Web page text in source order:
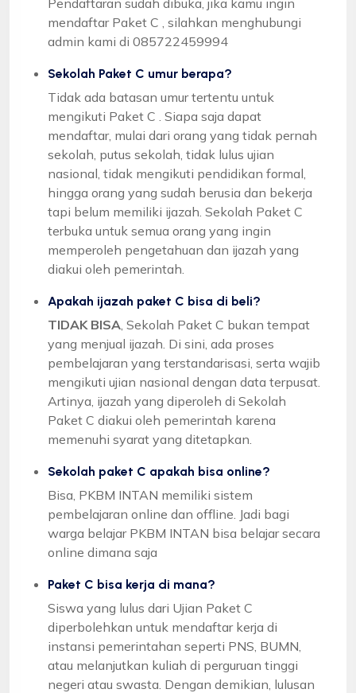
mendaftar Paket C , silahkan menghubungi
admin kami di 085722459994
Sekolah Paket C umur berapa?
Tidak ada batasan umur tertentu untuk
mengikuti Paket C . Siapa saja dapat
mendaftar, mulai dari orang yang tidak pernah
sekolah, putus sekolah, tidak lulus ujian
nasional, tidak mengikuti pendidikan formal,
hingga orang yang sudah berusia dan bekerja
tapi belum memiliki ijazah. Sekolah Paket C
terbuka untuk semua orang yang ingin
memperoleh pengetahuan dan ijazah yang
diakui oleh pemerintah.
Apakah ijazah paket C bisa di beli?
TIDAK BISA , Sekolah Paket C bukan tempat
yang menjual ijazah. Di sini, ada proses
pembelajaran yang terstandarisasi, serta wajib
mengikuti ujian nasional dengan data terpusat.
Artinya, ijazah yang diperoleh di Sekolah
Paket C diakui oleh pemerintah karena
memenuhi syarat yang ditetapkan.
Sekolah paket C apakah bisa online?
Bisa, PKBM INTAN memiliki sistem
pembelajaran online dan offline. Jadi bagi
warga belajar PKBM INTAN bisa belajar secara
online dimana saja
Paket C bisa kerja di mana?
Siswa yang lulus dari Ujian Paket C
diperbolehkan untuk mendaftar kerja di
instansi pemerintahan seperti PNS, BUMN,
atau melanjutkan kuliah di perguruan tinggi
negeri atau swasta. Dengan demikian, lulusan